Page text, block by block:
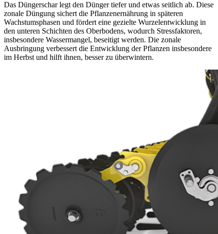
Das Düngerschar legt den Dünger tiefer und etwas seitlich ab. Diese
zonale Düngung sichert die Pflanzenernährung in späteren
Wachstumsphasen und fördert eine gezielte Wurzelentwicklung in
den unteren Schichten des Oberbodens, wodurch Stressfaktoren,
insbesondere Wassermangel, beseitigt werden. Die zonale
Ausbringung verbessert die Entwicklung der Pflanzen insbesondere
im Herbst und hilft ihnen, besser zu überwintern.